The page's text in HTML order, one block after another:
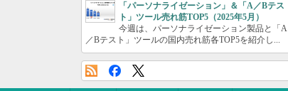
「パーソナライゼーション」＆「A／Bテス
ト」ツール売れ筋TOP5（2025年5月）
今週は、パーソナライゼーション製品と「A
／Bテスト」ツールの国内売れ筋各TOP5を紹介し...